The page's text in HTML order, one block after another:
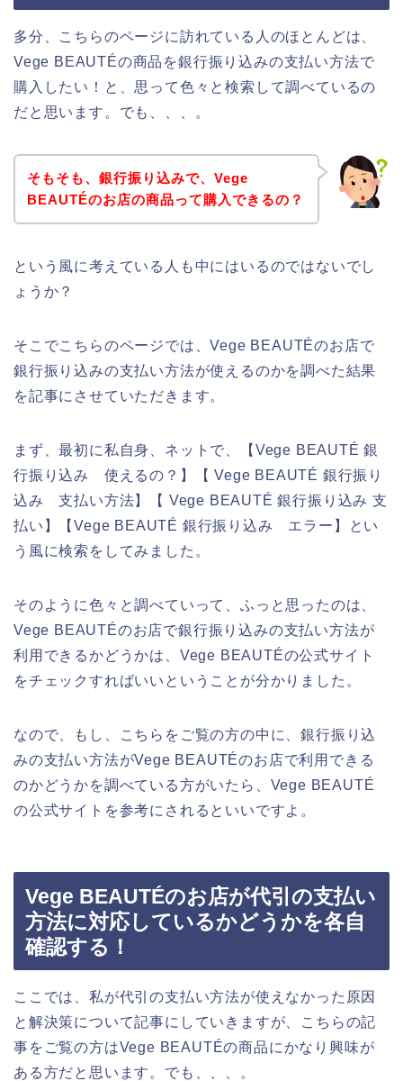
多分、こちらのページに訪れている人のほとんどは、
Vege BEAUTÉの商品を銀行振り込みの支払い方法で
購入したい！と、思って色々と検索して調べているの
だと思います。でも、、、。
そもそも、銀行振り込みで、Vege
BEAUTÉのお店の商品って購入できるの？
という風に考えている人も中にはいるのではないでし
ょうか？
そこでこちらのページでは、Vege BEAUTÉのお店で
銀行振り込みの支払い方法が使えるのかを調べた結果
を記事にさせていただきます。
まず、最初に私自身、ネットで、【Vege BEAUTÉ 銀
行振り込み 使えるの？】【 Vege BEAUTÉ 銀行振り
込み 支払い方法】【 Vege BEAUTÉ 銀行振り込み 支
払い】【Vege BEAUTÉ 銀行振り込み エラー】とい
う風に検索をしてみました。
そのように色々と調べていって、ふっと思ったのは、
Vege BEAUTÉのお店で銀行振り込みの支払い方法が
利用できるかどうかは、Vege BEAUTÉの公式サイト
をチェックすればいいということが分かりました。
なので、もし、こちらをご覧の方の中に、銀行振り込
みの支払い方法がVege BEAUTÉのお店で利用できる
のかどうかを調べている方がいたら、Vege BEAUTÉ
の公式サイトを参考にされるといいですよ。
Vege BEAUTÉのお店が代引の支払い
方法に対応しているかどうかを各自
確認する！
ここでは、私が代引の支払い方法が使えなかった原因
と解決策について記事にしていきますが、こちらの記
事をご覧の方はVege BEAUTÉの商品にかなり興味が
ある方だと思います。でも、、、。